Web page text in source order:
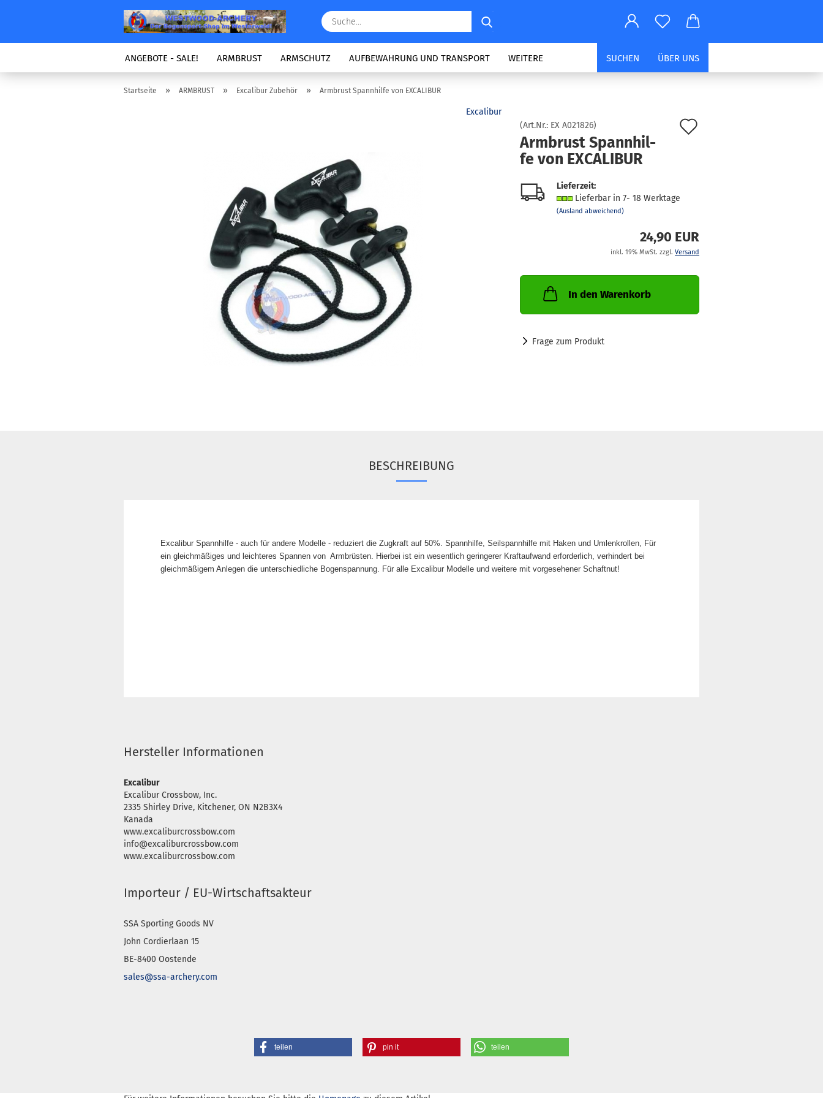
ANGEBOTE - SALE! ARMBRUST ARMSCHUTZ AUFBEWAHRUNG UND TRANSPORT SUCHEN ÜBER UNS
WEITERE
Startseite » ARMBRUST » Excalibur Zubehör » Armbrust Spannhilfe von EXCALIBUR
Excalibur
(Art.Nr.: EX A021826)
Arm­brust Spann­hil­
fe von EX­CA­LI­BUR
Lieferzeit:
Lieferbar in 7- 18 Werktage
(Ausland abweichend)
24,90 EUR
inkl. 19% MwSt. zzgl. Versand
In den Warenkorb
Frage zum Produkt
BESCHREIBUNG
Excalibur Spannhilfe - auch für andere Modelle - reduziert die Zugkraft auf 50%. Spannhilfe, Seilspannhilfe mit Haken und Umlenkrollen, Für
ein gleichmäßiges und leichteres Spannen von Armbrüsten. Hierbei ist ein wesentlich geringerer Kraftaufwand erforderlich, verhindert bei
gleichmäßigem Anlegen die unterschiedliche Bogenspannung. Für alle Excalibur Modelle und weitere mit vorgesehener Schaftnut!
Hersteller Informationen
Excalibur
Excalibur Crossbow, Inc.
2335 Shirley Drive, Kitchener, ON N2B3X4
Kanada
www.excaliburcrossbow.com
info@excaliburcrossbow.com
www.excaliburcrossbow.com
Importeur / EU-Wirtschaftsakteur
SSA Sporting Goods NV
John Cordierlaan 15
BE-8400 Oostende
sales@ssa-archery.com
teilen pin it teilen